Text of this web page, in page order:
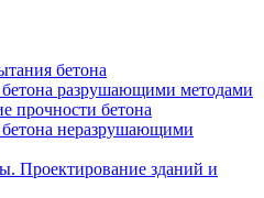
бетона
разрушающими методами
прочности бетона
неразрушающими
Проектирование зданий и